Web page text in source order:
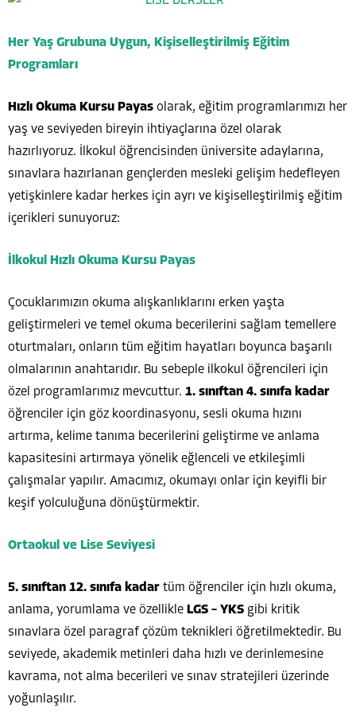
Her Yaş Grubuna Uygun, Kişiselleştirilmiş Eğitim
Programları
Hızlı Okuma Kursu Payas olarak, eğitim programlarımızı her
yaş ve seviyeden bireyin ihtiyaçlarına özel olarak
hazırlıyoruz. İlkokul öğrencisinden üniversite adaylarına,
sınavlara hazırlanan gençlerden mesleki gelişim hedefleyen
yetişkinlere kadar herkes için ayrı ve kişiselleştirilmiş eğitim
içerikleri sunuyoruz:
İlkokul Hızlı Okuma Kursu Payas
Çocuklarımızın okuma alışkanlıklarını erken yaşta
geliştirmeleri ve temel okuma becerilerini sağlam temellere
oturtmaları, onların tüm eğitim hayatları boyunca başarılı
olmalarının anahtarıdır. Bu sebeple ilkokul öğrencileri için
özel programlarımız mevcuttur. 1. sınıftan 4. sınıfa kadar
öğrenciler için göz koordinasyonu, sesli okuma hızını
artırma, kelime tanıma becerilerini geliştirme ve anlama
kapasitesini artırmaya yönelik eğlenceli ve etkileşimli
çalışmalar yapılır. Amacımız, okumayı onlar için keyifli bir
keşif yolculuğuna dönüştürmektir.
Ortaokul ve Lise Seviyesi
5. sınıftan 12. sınıfa kadar tüm öğrenciler için hızlı okuma,
anlama, yorumlama ve özellikle LGS – YKS gibi kritik
sınavlara özel paragraf çözüm teknikleri öğretilmektedir. Bu
seviyede, akademik metinleri daha hızlı ve derinlemesine
kavrama, not alma becerileri ve sınav stratejileri üzerinde
yoğunlaşılır.